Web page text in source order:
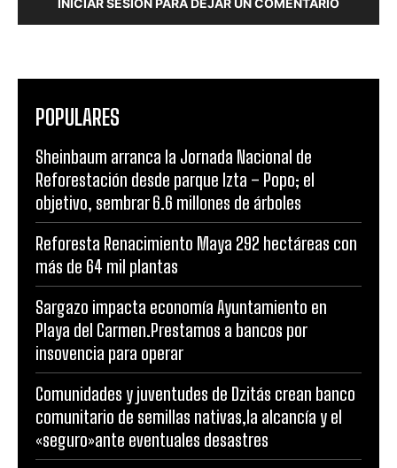
INICIAR SESIÓN PARA DEJAR UN COMENTARIO
POPULARES
Sheinbaum arranca la Jornada Nacional de
Reforestación desde parque Izta – Popo; el
objetivo, sembrar 6.6 millones de árboles
Reforesta Renacimiento Maya 292 hectáreas con
más de 64 mil plantas
Sargazo impacta economía Ayuntamiento en
Playa del Carmen.Prestamos a bancos por
insovencia para operar
Comunidades y juventudes de Dzitás crean banco
comunitario de semillas nativas,la alcancía y el
«seguro»ante eventuales desastres